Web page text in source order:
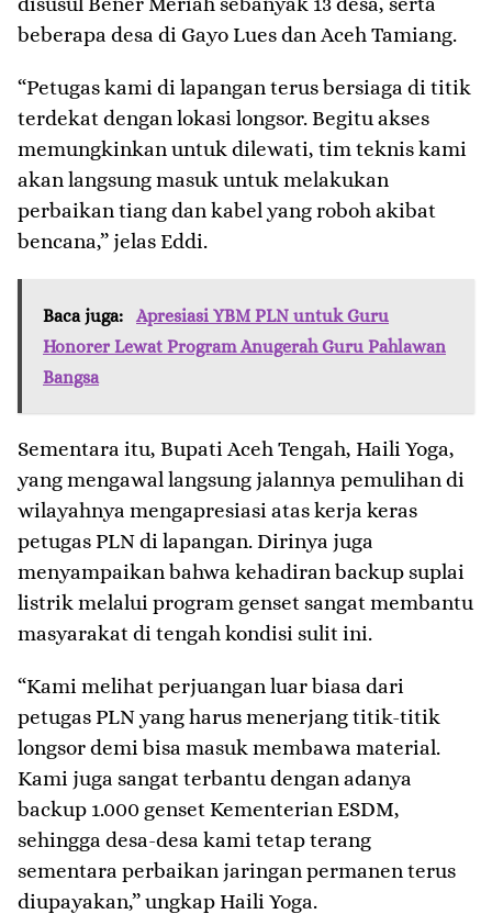
beberapa desa di Gayo Lues dan Aceh Tamiang.
“Petugas kami di lapangan terus bersiaga di titik
terdekat dengan lokasi longsor. Begitu akses
memungkinkan untuk dilewati, tim teknis kami
akan langsung masuk untuk melakukan
perbaikan tiang dan kabel yang roboh akibat
bencana,” jelas Eddi.
Baca juga:
Apresiasi YBM PLN untuk Guru
Honorer Lewat Program Anugerah Guru Pahlawan
Bangsa
Sementara itu, Bupati Aceh Tengah, Haili Yoga,
yang mengawal langsung jalannya pemulihan di
wilayahnya mengapresiasi atas kerja keras
petugas PLN di lapangan. Dirinya juga
menyampaikan bahwa kehadiran backup suplai
listrik melalui program genset sangat membantu
masyarakat di tengah kondisi sulit ini.
“Kami melihat perjuangan luar biasa dari
petugas PLN yang harus menerjang titik-titik
longsor demi bisa masuk membawa material.
Kami juga sangat terbantu dengan adanya
backup 1.000 genset Kementerian ESDM,
sehingga desa-desa kami tetap terang
sementara perbaikan jaringan permanen terus
diupayakan,” ungkap Haili Yoga.